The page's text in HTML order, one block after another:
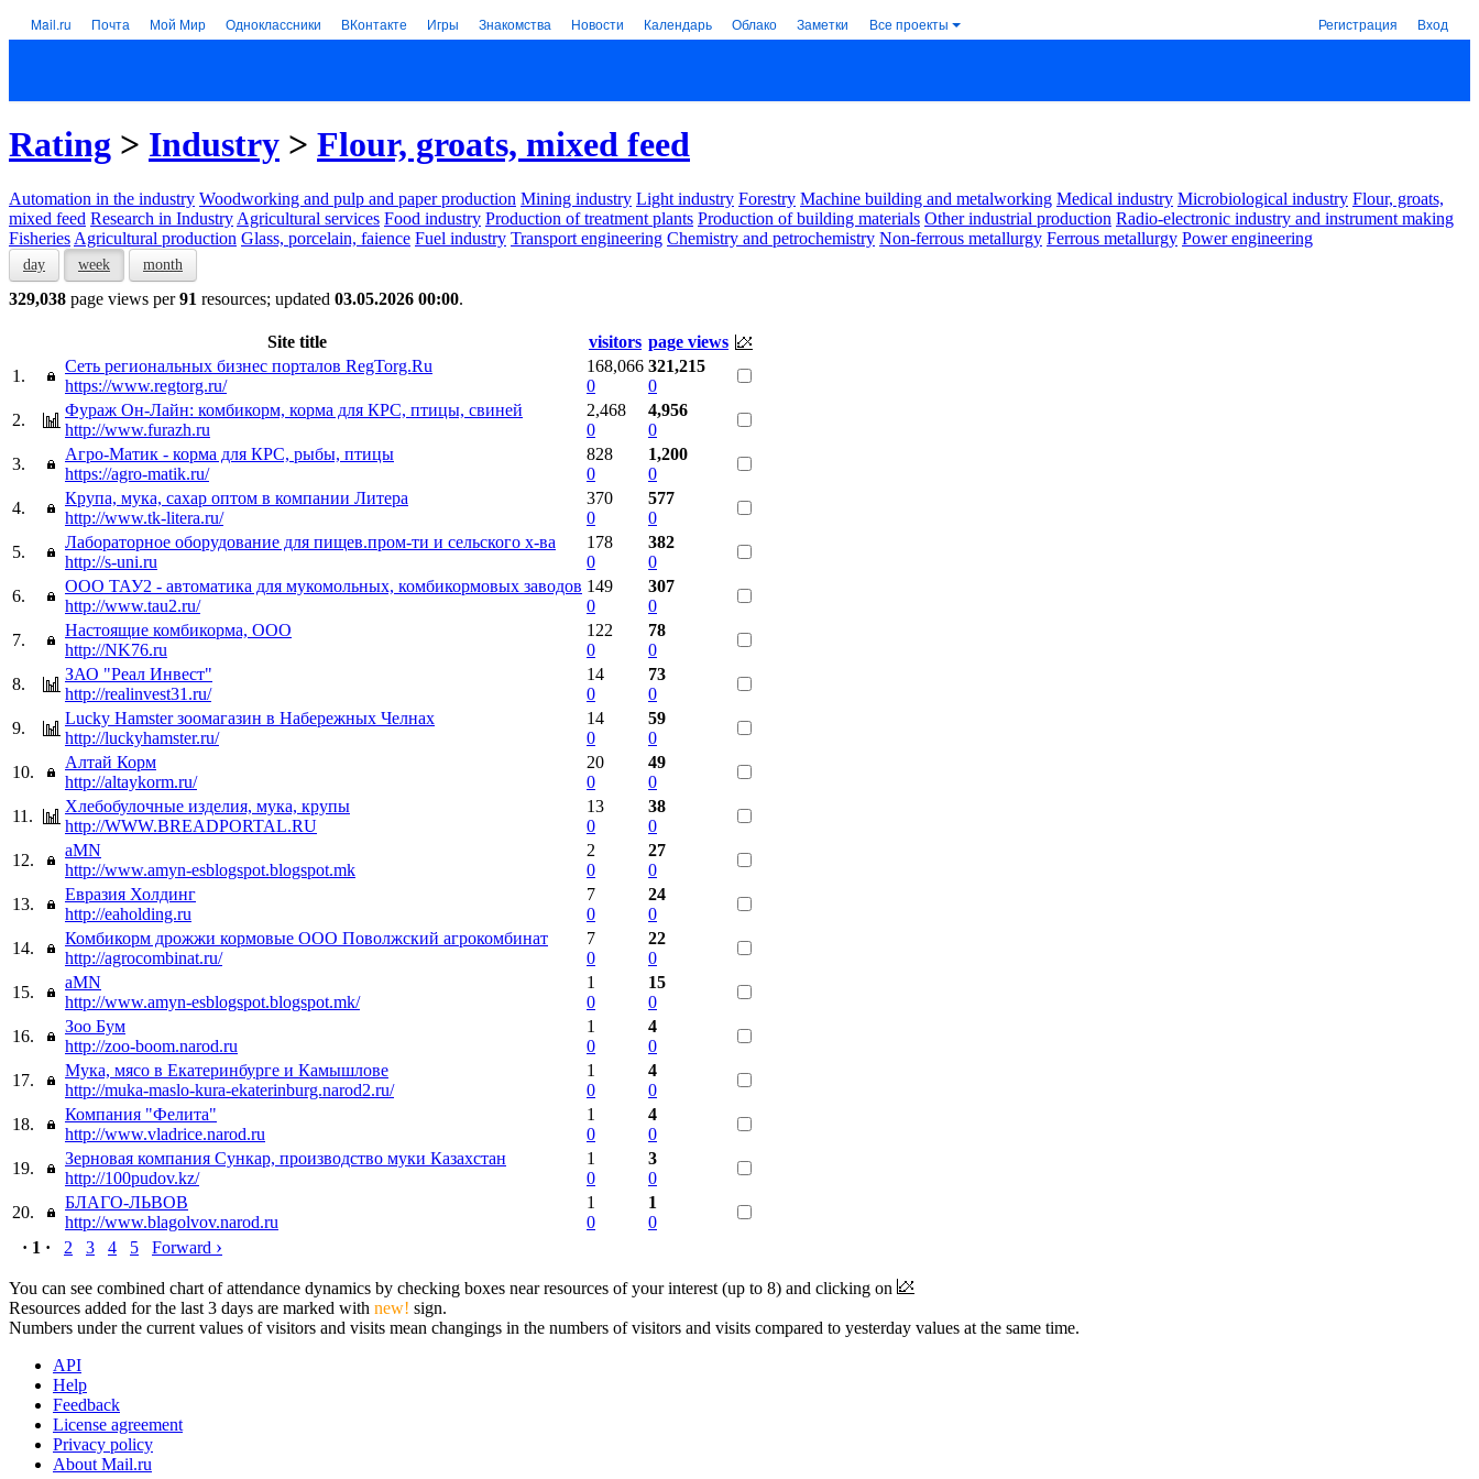
Mail.ru Почта Мой Мир Одноклассники ВКонтакте Игры Знакомства Новости Календарь Облако Заметки Все проекты Регистрация Вход
Rating > Industry > Flour, groats, mixed feed
Automation in the industry Woodworking and pulp and paper production Mining industry Light industry Forestry Machine building and metalworking Medical industry Microbiological industry Flour, groats,
mixed feed Research in Industry Agricultural services Food industry Production of treatment plants Production of building materials Other industrial production Radio-electronic industry and instrument making
Fisheries Agricultural production Glass, porcelain, faience Fuel industry Transport engineering Chemistry and petrochemistry Non-ferrous metallurgy Ferrous metallurgy Power engineering
day week month
329,038 page views per91 resources; updated 03.05.2026 00:00.
Site title visitors page views
1.
Сеть региональных бизнес порталов RegTorg.Ru
https://www.regtorg.ru/
168,066
0
321,215
0
2.
Фураж Он-Лайн: комбикорм, корма для КРС, птицы, свиней
http://www.furazh.ru
2,468
0
4,956
0
3.
Агро-Матик - корма для КРС, рыбы, птицы
https://agro-matik.ru/
828
0
1,200
0
4.
Крупа, мука, сахар оптом в компании Литера
http://www.tk-litera.ru/
370
0
577
0
5.
Лабораторное оборудование для пищев.пром-ти и сельского х-ва
http://s-uni.ru
178
0
382
0
6.
ООО ТАУ2 - автоматика для мукомольных, комбикормовых заводов
http://www.tau2.ru/
149
0
307
0
7.
Настоящие комбикорма, ООО
http://NK76.ru
122
0
78
0
8.
ЗАО "Реал Инвест"
http://realinvest31.ru/
14
0
73
0
9.
Lucky Hamster зоомагазин в Набережных Челнах
http://luckyhamster.ru/
14
0
59
0
10.
Алтай Корм
http://altaykorm.ru/
20
0
49
0
11.
Хлебобулочные изделия, мука, крупы
http://WWW.BREADPORTAL.RU
13
0
38
0
12.
aMN
http://www.amyn-esblogspot.blogspot.mk
2
0
27
0
13.
Евразия Холдинг
http://eaholding.ru
7
0
24
0
14.
Комбикорм дрожжи кормовые ООО Поволжский агрокомбинат
http://agrocombinat.ru/
7
0
22
0
15.
aMN
http://www.amyn-esblogspot.blogspot.mk/
1
0
15
0
16.
Зоо Бум
http://zoo-boom.narod.ru
1
0
4
0
17.
Мука, мясо в Екатеринбурге и Камышлове
http://muka-maslo-kura-ekaterinburg.narod2.ru/
1
0
4
0
18.
Компания "Фелита"
http://www.vladrice.narod.ru
1
0
4
0
19.
Зерновая компания Сункар, производство муки Казахстан
http://100pudov.kz/
1
0
3
0
20.
БЛАГО-ЛЬВОВ
http://www.blagolvov.narod.ru
1
0
1
0
· 1 ·
2 3 4 5 Forward ›
You can see combined chart of attendance dynamics by checking boxes near resources of your interest (up to 8) and clicking on
Resources added for the last 3 days are marked with new! sign.
Numbers under the current values of visitors and visits mean changings in the numbers of visitors and visits compared to yesterday values at the same time.
API
Help
Feedback
License agreement
Privacy policy
About Mail.ru